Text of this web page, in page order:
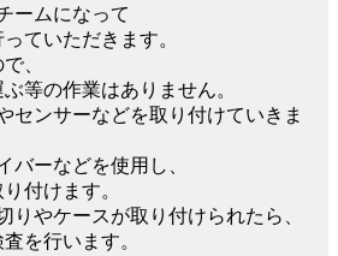
ームになって
ていただきます。
、
等の作業はありません。
センサーなどを取り付けていきま
バーなどを使用し、
付けます。
りやケースが取り付けられたら、
を行います。